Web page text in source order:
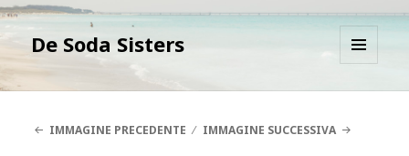
De Soda Sisters
IMMAGINE PRECEDENTE
IMMAGINE SUCCESSIVA